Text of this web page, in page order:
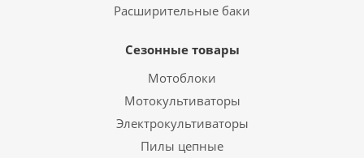
Расширительные баки
Сезонные товары
Мотоблоки
Мотокультиваторы
Электрокультиваторы
Пилы цепные